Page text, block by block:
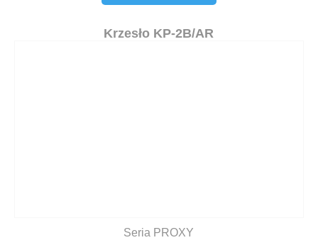
Krzesło KP-2B/AR
Seria PROXY